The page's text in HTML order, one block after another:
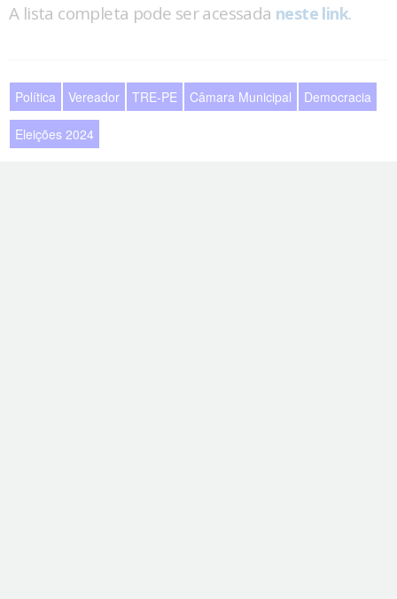
A lista completa pode ser acessada neste link.
Política Vereador TRE-PE Câmara Municipal Democracia
Eleições 2024